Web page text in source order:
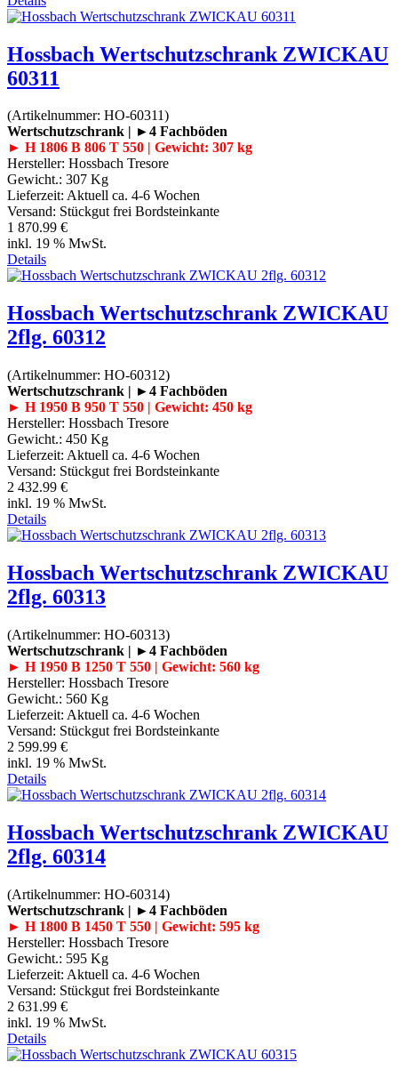
Hossbach Wertschutzschrank ZWICKAU
60311
(Artikelnummer: HO-60311)
Wertschutzschrank | ►4 Fachböden
► H 1806 B 806 T 550 | Gewicht: 307 kg
Hersteller: Hossbach Tresore
Gewicht.: 307 Kg
Lieferzeit: Aktuell ca. 4-6 Wochen
Versand: Stückgut frei Bordsteinkante
1 870.99 €
inkl. 19 % MwSt.
Details
Hossbach Wertschutzschrank ZWICKAU
2flg. 60312
(Artikelnummer: HO-60312)
Wertschutzschrank | ►4 Fachböden
► H 1950 B 950 T 550 | Gewicht: 450 kg
Hersteller: Hossbach Tresore
Gewicht.: 450 Kg
Lieferzeit: Aktuell ca. 4-6 Wochen
Versand: Stückgut frei Bordsteinkante
2 432.99 €
inkl. 19 % MwSt.
Details
Hossbach Wertschutzschrank ZWICKAU
2flg. 60313
(Artikelnummer: HO-60313)
Wertschutzschrank | ►4 Fachböden
► H 1950 B 1250 T 550 | Gewicht: 560 kg
Hersteller: Hossbach Tresore
Gewicht.: 560 Kg
Lieferzeit: Aktuell ca. 4-6 Wochen
Versand: Stückgut frei Bordsteinkante
2 599.99 €
inkl. 19 % MwSt.
Details
Hossbach Wertschutzschrank ZWICKAU
2flg. 60314
(Artikelnummer: HO-60314)
Wertschutzschrank | ►4 Fachböden
► H 1800 B 1450 T 550 | Gewicht: 595 kg
Hersteller: Hossbach Tresore
Gewicht.: 595 Kg
Lieferzeit: Aktuell ca. 4-6 Wochen
Versand: Stückgut frei Bordsteinkante
2 631.99 €
inkl. 19 % MwSt.
Details